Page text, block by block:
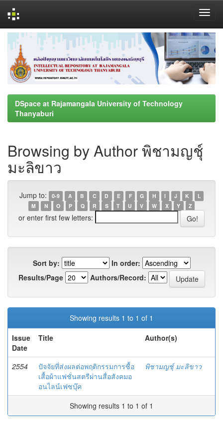
navigation
DSpace at Rajamangala University of Technology
Thanyaburi
Browsing by Author พิชามญชุ์
มะลิขาว
Jump to: 0-9 A B C D E F G H I J K
L
M
N O P Q R S T U V W X Y Z
or enter first few letters:
Sort by:
In order:
Results/Page
Authors/Record:
Showing results 1 to 1 of 1
Issue
Date
Title Author(s)
2554
ปัจจัยที่ส่งผลต่อพฤติกรรมการซื้อ
เสื้อผ้าแฟชั่นสตรีผ่านสื่อสังคมอ
อนไลน์เฟซบุ๊ค
พิชามญชุ์ มะลิขาว
Showing results 1 to 1 of 1